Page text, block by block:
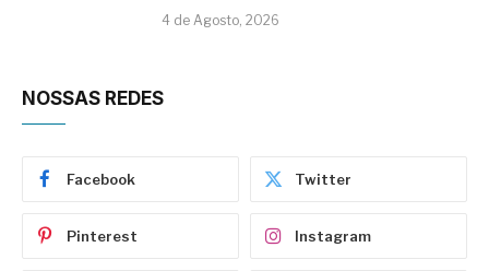
4 de Agosto, 2026
NOSSAS REDES
Facebook Twitter
Pinterest Instagram